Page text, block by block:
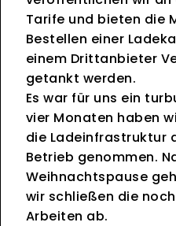
Tarife und bieten die
Bestellen einer
einem Drittanbieter
getankt werden.
Es war für uns ein
vier Monaten haben
die Ladeinfrastruktur
Betrieb genommen.
Weihnachtspause
wir schließen die
Arbeiten ab.